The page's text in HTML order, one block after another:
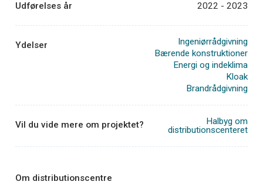
Udførelses år 2022 - 2023
Ydelser
Ingeniørrådgivning
Bærende konstruktioner
Energi og indeklima
Kloak
Brandrådgivning
Vil du vide mere om projektet?
Halbyg om
distributionscenteret
Om distributionscentre